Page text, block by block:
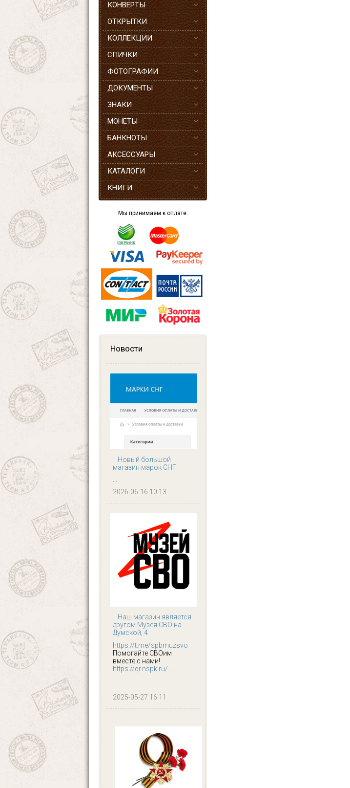
КОНВЕРТЫ
ОТКРЫТКИ
КОЛЛЕКЦИИ
СПИЧКИ
ФОТОГРАФИИ
ДОКУМЕНТЫ
ЗНАКИ
МОНЕТЫ
БАНКНОТЫ
АКСЕССУАРЫ
КАТАЛОГИ
КНИГИ
Мы принимаем к оплате:
Новости
Новый большой
магазин марок СНГ
...
2026-06-16 10:13
Наш магазин является
другом Музея СВО на
Думской, 4
https://t.me/spbmuzsvo
Помогайте СВОим
вместе с нами!
https://qr.nspk.ru/...
2025-05-27 16:11